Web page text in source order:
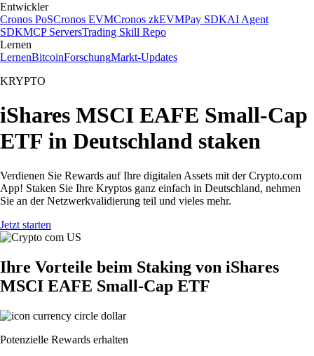
Entwickler
Cronos PoSCronos EVMCronos zkEVMPay SDKAI Agent
SDKMCP ServersTrading Skill Repo
Lernen
LernenBitcoinForschungMarkt-Updates
KRYPTO
iShares MSCI EAFE Small-Cap
ETF in Deutschland staken
Verdienen Sie Rewards auf Ihre digitalen Assets mit der Crypto.com
App! Staken Sie Ihre Kryptos ganz einfach in Deutschland, nehmen
Sie an der Netzwerkvalidierung teil und vieles mehr.
Jetzt starten
Ihre Vorteile beim Staking von iShares
MSCI EAFE Small-Cap ETF
Potenzielle Rewards erhalten